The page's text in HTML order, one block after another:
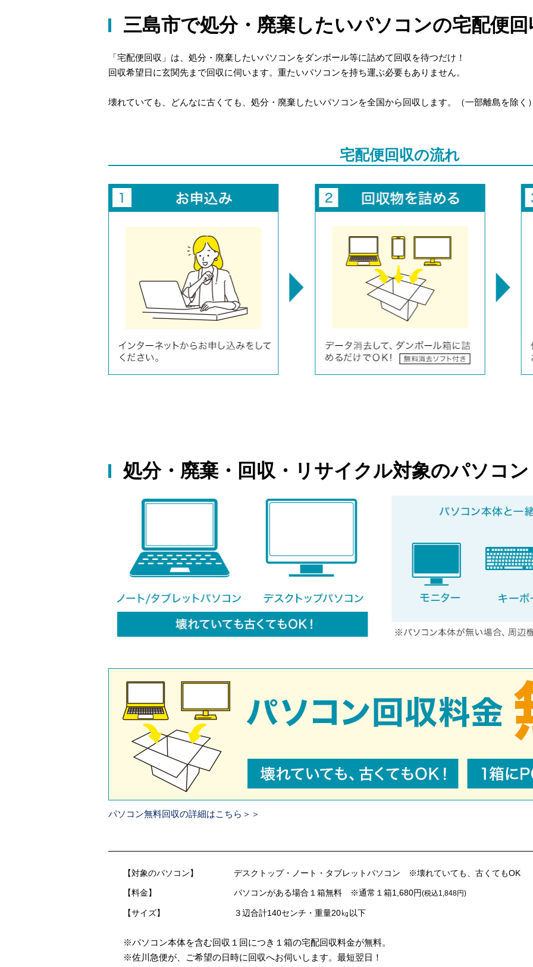
三島市で処分・廃棄したいパソコンの宅配便
「宅配便回収」は、処分・廃棄したいパソコンをダンボール等に詰めて回収を待つだけ！
回収希望日に玄関先まで回収に伺います。重たいパソコンを持ち運ぶ必要もありません。
壊れていても、どんなに古くても、処分・廃棄したいパソコンを全国から回収します。（一部離島を除く）
宅配便回収の流れ
処分・廃棄・回収・リサイクル対象のパソコン
パソコン無料回収の詳細はこちら＞＞
【対象のパソコン】 デスクトップ・ノート・タブレットパソコン ※壊れていても、古くてもOK
【料金】 パソコンがある場合１箱無料 ※通常１箱1,680円(税込1,848円)
【サイズ】 ３辺合計140センチ・重量20㎏以下
※パソコン本体を含む回収１回につき１箱の宅配回収料金が無料。
※佐川急便が、ご希望の日時に回収へお伺いします。最短翌日！